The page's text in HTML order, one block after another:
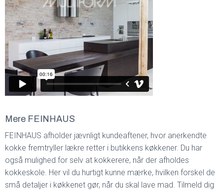
Mere FEINHAUS
FEINHAUS afholder jævnligt kundeaftener, hvor anerkendte
kokke fremtryller lækre retter i butikkens køkkener. Du har
også mulighed for selv at kokkerere, når der afholdes
kokkeskole. Her vil du hurtigt kunne mærke, hvilken forskel de
små detaljer i køkkenet gør, når du skal lave mad. Tilmeld dig